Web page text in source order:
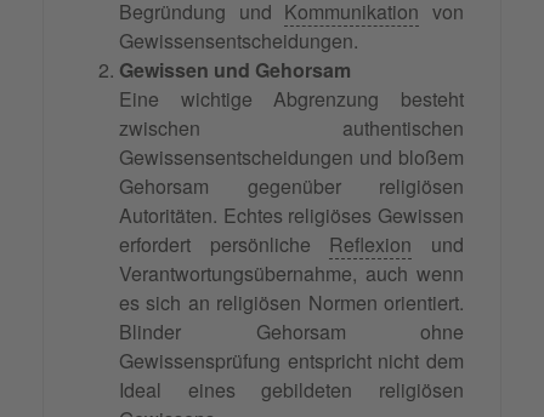
Begründung und Kommunikation von
Gewissensentscheidungen.
Gewissen und Gehorsam
Eine wichtige Abgrenzung besteht
zwischen authentischen
Gewissensentscheidungen und bloßem
Gehorsam gegenüber religiösen
Autoritäten. Echtes religiöses Gewissen
erfordert persönliche Reflexion und
Verantwortungsübernahme, auch wenn
es sich an religiösen Normen orientiert.
Blinder Gehorsam ohne
Gewissensprüfung entspricht nicht dem
Ideal eines gebildeten religiösen